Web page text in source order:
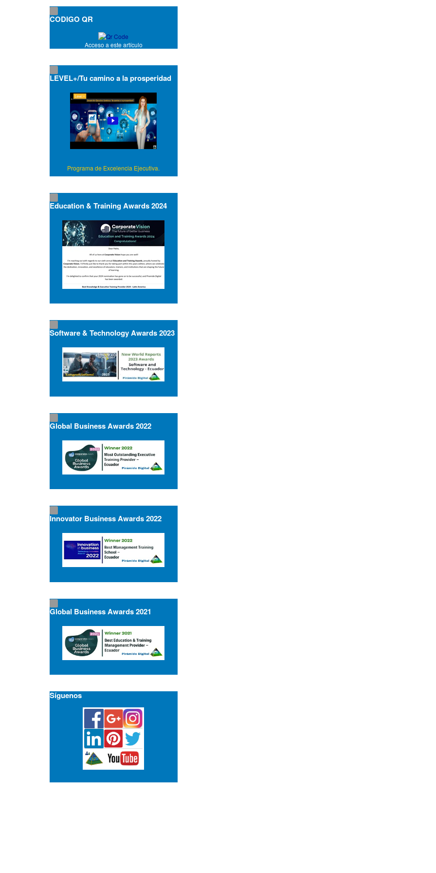
CODIGO QR
Acceso a este artículo
LEVEL+/Tu camino a la prosperidad
Programa de Excelencia Ejecutiva.
Education & Training Awards 2024
Software & Technology Awards 2023
Global Business Awards 2022
Innovator Business Awards 2022
Global Business Awards 2021
Síguenos